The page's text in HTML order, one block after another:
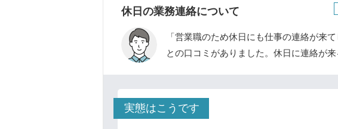
休日の業務連絡について
「営業職のため休日にも仕事の連絡が来
との口コミがありました。休日に連絡が
実態はこうです